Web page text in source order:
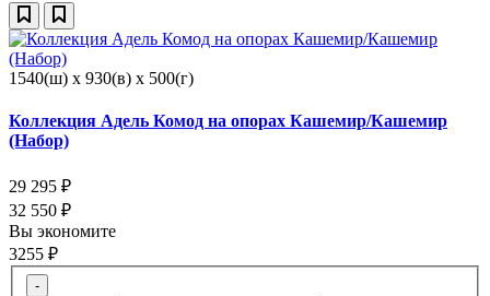
1540(ш) x 930(в) x 500(г)
Коллекция Адель Комод на опорах Кашемир/Кашемир
(Набор)
29 295 ₽
32 550 ₽
Вы экономите
3255 ₽
-